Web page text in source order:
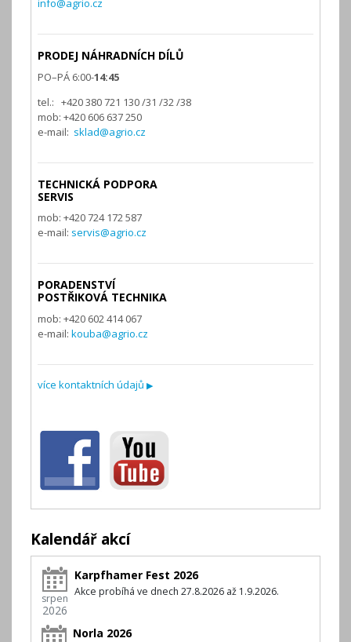
info@agrio.cz
PRODEJ NÁHRADNÍCH DÍLŮ
PO–PÁ 6:00-14:45
tel.: +420 380 721 130 /31 /32 /38
mob: +420 606 637 250
e-mail: sklad@agrio.cz
TECHNICKÁ PODPORA
SERVIS
mob: +420 724 172 587
e-mail: servis@agrio.cz
PORADENSTVÍ
POSTŘIKOVÁ TECHNIKA
mob: +420 602 414 067
e-mail: kouba@agrio.cz
více kontaktních údajů ▶
Kalendář akcí
srpen
2026
Karpfhamer Fest 2026
Akce probíhá ve dnech 27.8.2026 až 1.9.2026.
Norla 2026